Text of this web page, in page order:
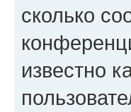
сколько
известно